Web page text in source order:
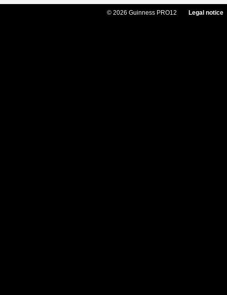
© 2026 Guinness PRO12 Legal notice